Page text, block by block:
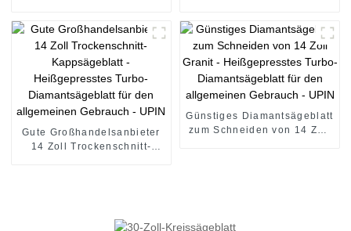
(Schlüsselschlitz) für Metall
- UPIN
Gute Großhandelsanbieter
14 Zoll Trockenschnitt-
Günstiges Diamantsägeblatt
zum Schneiden von 14 Zoll